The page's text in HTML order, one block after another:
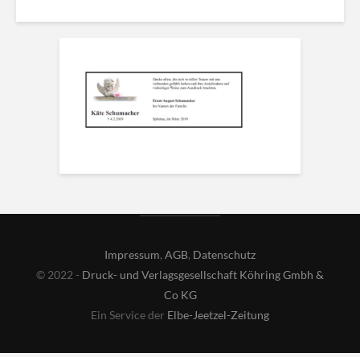
Impressum, AGB, Datenschutz
© 2022 - Druck- und Verlagsgesellschaft Köhring Gmbh &
Co KG
Ein Service der Elbe-Jeetzel-Zeitung